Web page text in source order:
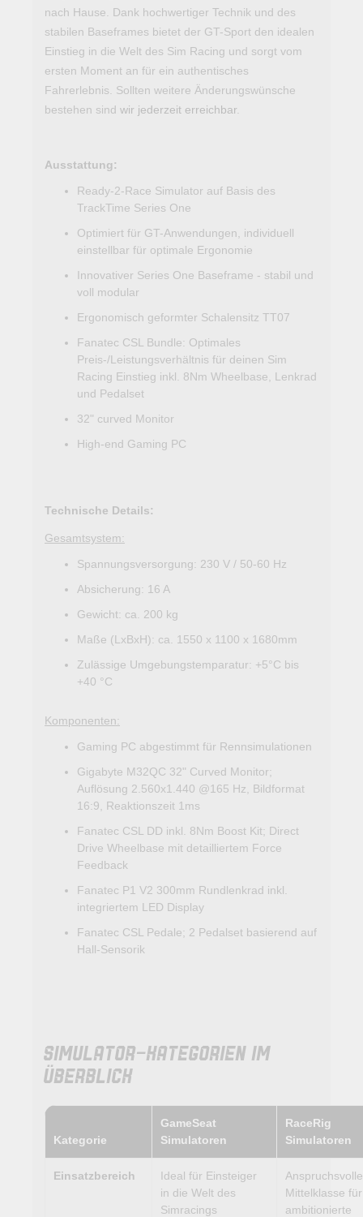
nach Hause. Dank hochwertiger Technik und des
stabilen Baseframes bietet der GT-Sport den idealen
Einstieg in die Welt des Sim Racing und sorgt vom
ersten Moment an für ein authentisches
Fahrerlebnis. Sollten weitere Änderungswünsche
bestehen sind wir jederzeit erreichbar
Ausstattung:
Ready-2-Race Simulator auf Basis des
TrackTime Series One
Optimiert für GT-Anwendungen, individuell
einstellbar für optimale Ergonomie
Innovativer Series One Baseframe - stabil und
voll modular
Ergonomisch geformter Schalensitz TT07
Fanatec CSL Bundle: Optimales
Preis-/Leistungsverhältnis für deinen Sim
Racing Einstieg inkl. 8Nm Wheelbase, Lenkrad
und Pedalset
32" curved Monitor
High-end Gaming PC
Technische Details:
Gesamtsystem:
Spannungsversorgung: 230 V / 50-60 Hz
Absicherung: 16 A
Gewicht: ca. 200 kg
Maße (LxBxH): ca. 1550 x 1100 x 1680mm
Zulässige Umgebungstemparatur: +5°C bis
+40 °C
Komponenten:
Gaming PC abgestimmt für Rennsimulationen
Gigabyte M32QC 32" Curved Monitor;
Auflösung 2.560x1.440 @165 Hz, Bildformat
16:9, Reaktionszeit 1ms
Fanatec CSL DD inkl. 8Nm Boost Kit; Direct
Drive Wheelbase mit detailliertem Force
Feedback
Fanatec P1 V2 300mm Rundlenkrad inkl.
integriertem LED Display
Fanatec CSL Pedale; 2 Pedalset basierend auf
Hall-Sensorik
SIMULATOR-KATEGORIEN IM
ÜBERBLICK
Kategorie
GameSeat
Simulatoren
RaceRig
Simulatoren
Einsatzbereich
Ideal für Einsteiger
in die Welt des
Simracings
Anspruchsvolle
Mittelklasse für
ambitionierte